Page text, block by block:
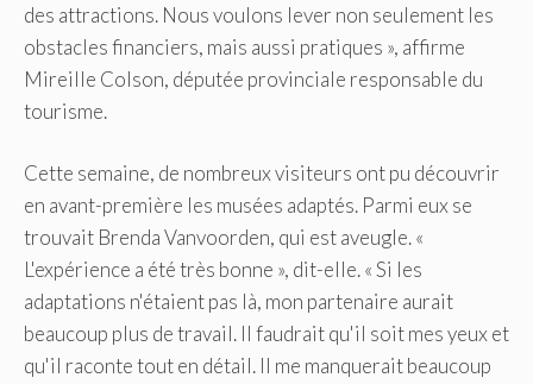
des attractions. Nous voulons lever non seulement les
obstacles financiers, mais aussi pratiques », affirme
Mireille Colson, députée provinciale responsable du
tourisme.
Cette semaine, de nombreux visiteurs ont pu découvrir
en avant-première les musées adaptés. Parmi eux se
trouvait Brenda Vanvoorden, qui est aveugle. «
L'expérience a été très bonne », dit-elle. « Si les
adaptations n'étaient pas là, mon partenaire aurait
beaucoup plus de travail. Il faudrait qu'il soit mes yeux et
qu'il raconte tout en détail. Il me manquerait beaucoup